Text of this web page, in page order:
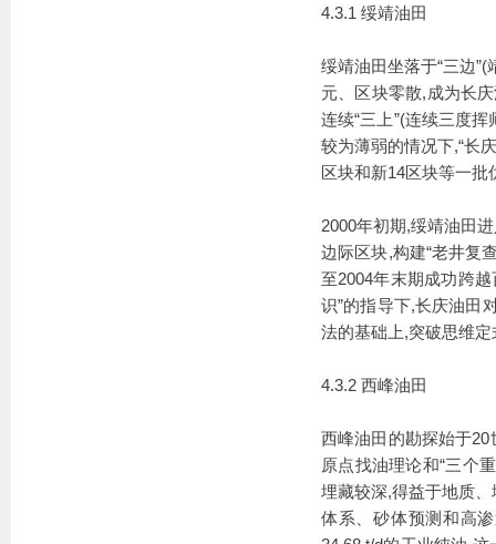
4.3.1 绥靖油田
绥靖油田坐落于“三边
元、区块零散,成为长
连续“三上”(连续三度
较为薄弱的情况下,“长
区块和新14区块等一
2000年初期,绥靖油田
边际区块,构建“老井复
至2004年末期成功跨
识”的指导下,长庆油田
法的基础上,突破思维
4.3.2 西峰油田
西峰油田的勘探始于20
原点找油理论和“三个
埋藏较深,得益于地质
体系、砂体预测和高